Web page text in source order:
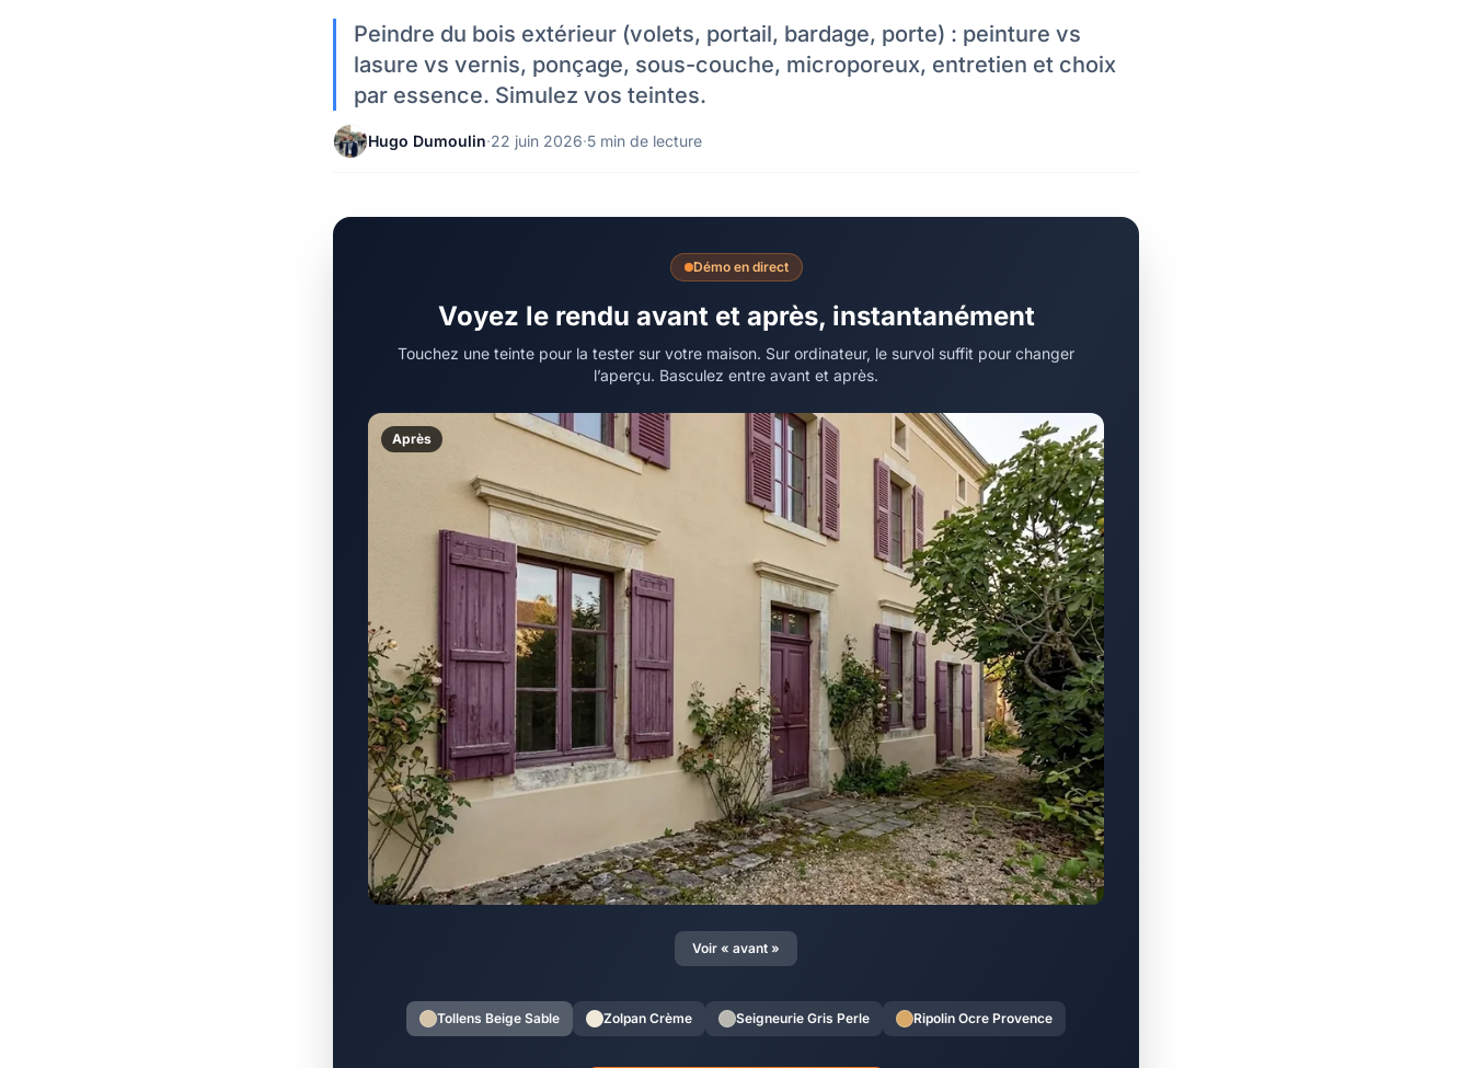
Peindre du bois extérieur (volets, portail, bardage, porte) : peinture vs
lasure vs vernis, ponçage, sous-couche, microporeux, entretien et choix
par essence. Simulez vos teintes.
Hugo Dumoulin·22 juin 2026·5 min de lecture
Démo en direct
Voyez le rendu avant et après, instantanément
Touchez une teinte pour la tester sur votre maison. Sur ordinateur, le survol suffit pour changer
l’aperçu. Basculez entre avant et après.
Après
Voir « avant »
Tollens Beige Sable Zolpan Crème Seigneurie Gris Perle Ripolin Ocre Provence